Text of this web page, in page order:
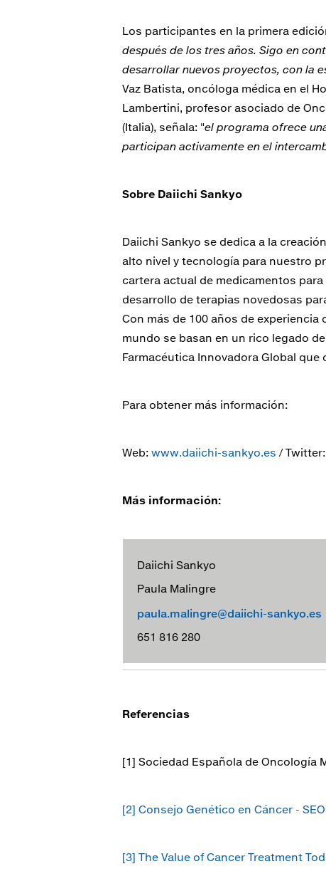
Los participantes en la primera
después de los tres años. Sigo en
desarrollar nuevos proyectos, con la
Vaz Batista, oncóloga médica en el
Lambertini, profesor asociado de
(Italia), señala: "el programa ofrece
participan activamente en el
Sobre Daiichi Sankyo
Daiichi Sankyo se dedica a la
alto nivel y tecnología para nuestro
cartera actual de medicamentos
desarrollo de terapias novedosas
Con más de 100 años de
mundo se basan en un rico legado
Farmacéutica Innovadora Global que
Para obtener más información:
Web: www.daiichi-sankyo.es / Twitter:
Más información:
Daiichi Sankyo
Paula Malingre
paula.malingre@daiichi-sankyo.es
651 816 280
Referencias
[1] Sociedad Española de Oncología
[2] Consejo Genético en Cáncer -
[3] The Value of Cancer Treatment